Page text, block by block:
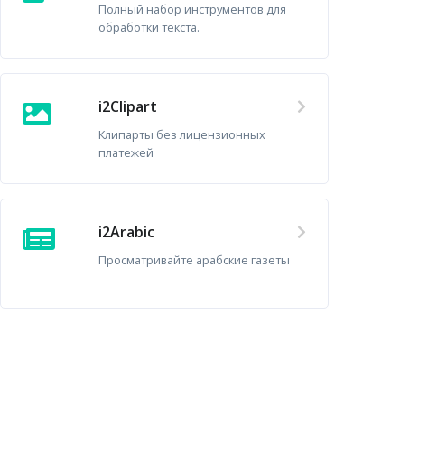
Полный набор инструментов для
обработки текста.
i2Clipart
Клипарты без лицензионных
платежей
i2Arabic
Просматривайте арабские газеты